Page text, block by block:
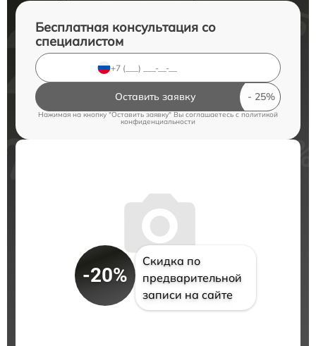
Бесплатная консультация со
специалистом
Оставить заявку
Нажимая на кнопку "Оставить заявку" Вы соглашаетесь c политикой
конфиденциальности
-20%
Скидка по
предварительной
записи на сайте